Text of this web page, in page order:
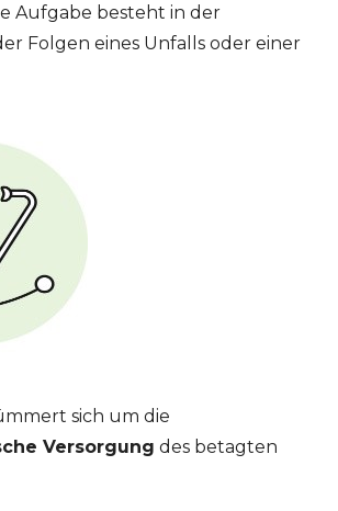
Aufgabe besteht in der
Folgen eines Unfalls oder einer
sich um die
Versorgung des betagten